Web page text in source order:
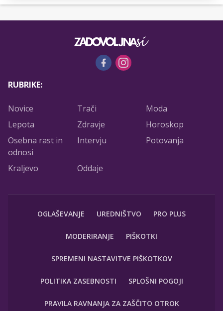
RUBRIKE:
Novice Trači
Moda
Lepota
Zdravje
Horoskop
Osebna rast in
odnosi
Intervju Potovanja
Kraljevo Oddaje
OGLAŠEVANJE UREDNIŠTVO PRO PLUS
MODERIRANJE PIŠKOTKI
SPREMENI NASTAVITVE PIŠKOTKOV
POLITIKA ZASEBNOSTI SPLOŠNI POGOJI
PRAVILA RAVNANJA ZA ZAŠČITO OTROK